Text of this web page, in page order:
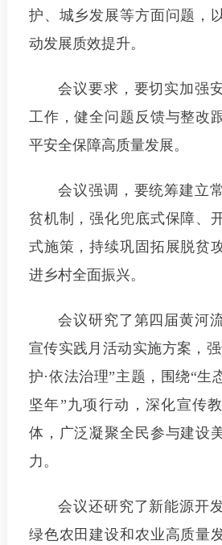
护、城乡发展等方面问题，
动发展质效提升。
会议要求，要切实加强
工作，健全问题反馈与整改
平安全保障高质量发展。
会议强调，要统筹建立
贫机制，强化兜底式保障、
式施策，持续巩固拓展脱贫
进乡村全面振兴。
会议研究了第四届黄河
宣传实践月活动实施方案，
护·依法治理”主题，围绕“生
坚年”九项行动，深化宣传
体，广泛凝聚全民参与建设
力。
会议还研究了新能源开
绿色农田建设和农业高质量